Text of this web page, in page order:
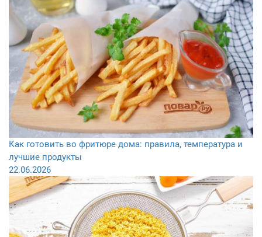
Как готовить во фритюре дома: правила, температура и
лучшие продукты
22.06.2026